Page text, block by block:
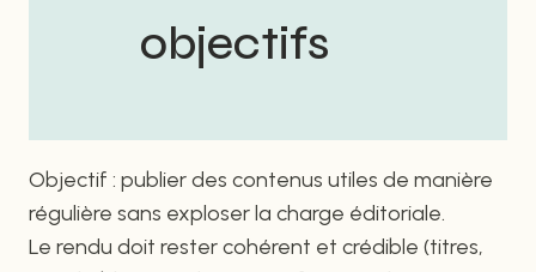
objectifs
Objectif : publier des contenus utiles de manière
régulière sans exploser la charge éditoriale.
Le rendu doit rester cohérent et crédible (titres,